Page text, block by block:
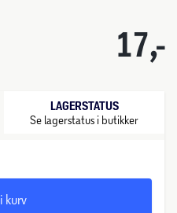
17,-
LAGERSTATUS
Se lagerstatus i butikker
kurv